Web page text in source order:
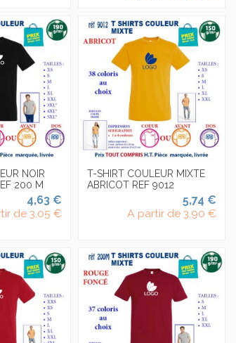
NOIR
200 M
4,63 €
de 3,05 €
T-SHIRT COULEUR MIXTE
ABRICOT REF 9012
5,74 €
A partir de 3,90 €